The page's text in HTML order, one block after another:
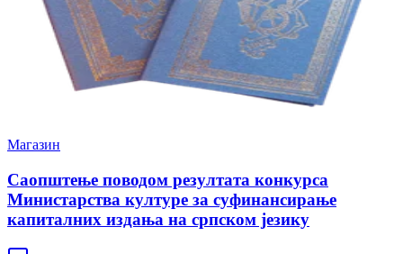
Магазин
Саопштење поводом резултата конкурса
Министарства културе за суфинансирање
капиталних издања на српском језику